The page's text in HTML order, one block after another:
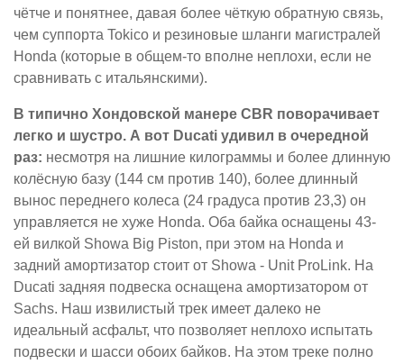
чётче и понятнее, давая более чёткую обратную связь,
чем суппорта Tokico и резиновые шланги магистралей
Honda (которые в общем-то вполне неплохи, если не
сравнивать с итальянскими).
В типично Хондовской манере CBR поворачивает
легко и шустро. А вот Ducati удивил в очередной
раз: несмотря на лишние килограммы и более длинную
колёсную базу (144 см против 140), более длинный
вынос переднего колеса (24 градуса против 23,3) он
управляется не хуже Honda. Оба байка оснащены 43-
ей вилкой Showa Big Piston, при этом на Honda и
задний амортизатор стоит от Showa - Unit ProLink. На
Ducati задняя подвеска оснащена амортизатором от
Sachs. Наш извилистый трек имеет далеко не
идеальный асфальт, что позволяет неплохо испытать
подвески и шасси обоих байков. На этом треке полно